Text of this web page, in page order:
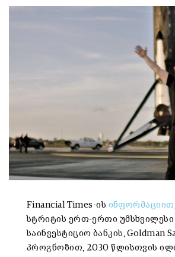
Financial Times-ის ინფორმაციით
სტრიტის ერთ-ერთი უმსხვილესი
საინვესტიციო ბანკის, Goldman
პროგნოზით, 2030 წლისთვის